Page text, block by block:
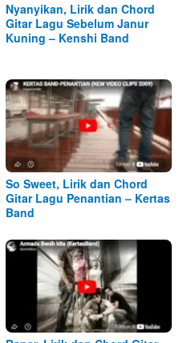
Nyanyikan, Lirik dan Chord
Gitar Lagu Sebelum Janur
Kuning – Kenshi Band
So Sweet, Lirik dan Chord
Gitar Lagu Penantian – Kertas
Band